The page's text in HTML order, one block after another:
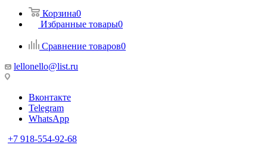
Корзина0
Избранные товары0
Сравнение товаров0
lellonello@list.ru
Вконтакте
Telegram
WhatsApp
+7 918-554-92-68